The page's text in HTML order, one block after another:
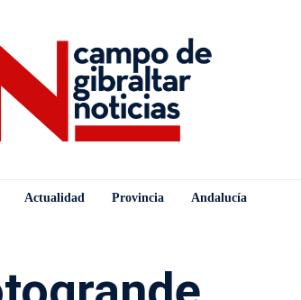
Actualidad Provincia Andalucía